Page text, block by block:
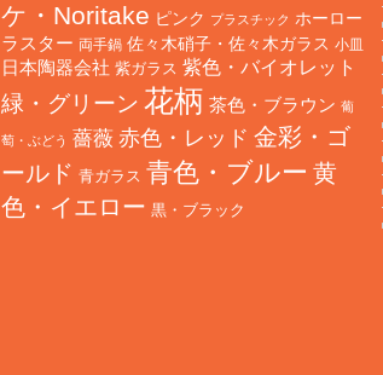
ケ・Noritake ピンク プラスチック ホーロー
ラスター 両手鍋 佐々木硝子・佐々木ガラス 小皿
日本陶器会社 紫ガラス 紫色・バイオレット
緑・グリーン 花柄 茶色・ブラウン 葡
萄・ぶどう 薔薇 赤色・レッド 金彩・ゴ
ールド 青ガラス 青色・ブルー 黄
色・イエロー 黒・ブラック